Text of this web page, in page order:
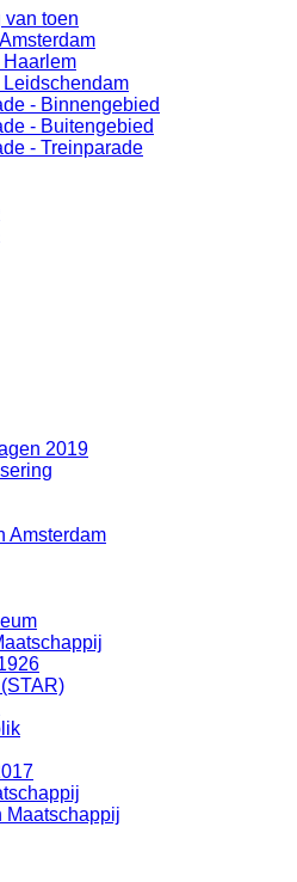
van toen
Haarlem
- Binnengebied
- Buitengebied
- Treinparade
2019
Amsterdam
Maatschappij